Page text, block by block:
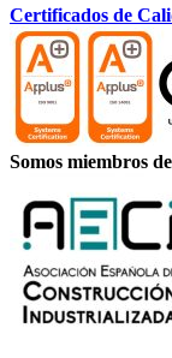
Certificados de
Somos miembros